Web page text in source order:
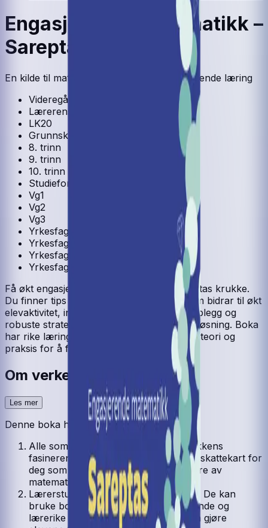
Engasjerende matematikk –
Sareptas krukke
En kilde til matematiske skatter og engasjerende læring
Videregående skole
Lærerens bok
LK20
Grunnskole
8. trinn
9. trinn
10. trinn
Studieforberedende
Vg1
Vg2
Vg3
Yrkesfag
Yrkesfag Vg1
Yrkesfag Vg2
Yrkesfag Vg3 påbygging
Få økt engasjement og lærelyst med Sareptas krukke.
Du finner tips til varierte arbeidsformer som bidrar til økt
elevaktivitet, inspirerende undervisningsopplegg og
robuste strategier for matematisk problemløsning. Boka
har rike læringsressurser som kombinerer teori og
praksis for å fremme dybdelæring.
Om verket
Les mer
Denne boka har to målgrupper:
Alle som ønsker å utforske matematikkens
fasinerende verden. Boka har et eget skattekart for
deg som bare ønsker å la deg begeistre av
matematiske utfordringer.
Lærerstudenter og matematikklærere. De kan
bruke boka som en kilde til engasjerende og
lærerike oppgaver, som kan bidra til å gjøre